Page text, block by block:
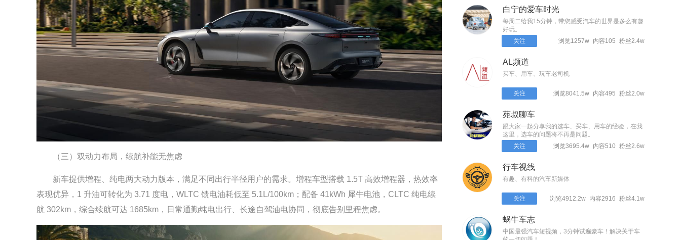
（三）双动力布局，续航补能无焦虑
新车提供增程、纯电两大动力版本，满足不同出行半径用户的需求。增程车型搭载 1.5T 高效增程器，热效率
表现优异，1 升油可转化为 3.71 度电，WLTC 馈电油耗低至 5.1L/100km；配备 41kWh 犀牛电池，CLTC 纯电续
航 302km，综合续航可达 1685km，日常通勤纯电出行、长途自驾油电协同，彻底告别里程焦虑。
白宁的爱车时光
每周二给我15分钟，带您感受汽车的世界是多么有趣
好玩。
关注
粉丝2.4w
内容105
浏览1257w
AL频道
买车、用车、玩车老司机
关注 粉丝2.0w
内容495
浏览8041.5w
苑叔聊车
跟大家一起分享我的选车、买车、用车的经验，在我
这里，选车的问题将不再是问题。
关注
粉丝2.6w
内容510
浏览3695.4w
行车视线
有趣、有料的汽车新媒体
关注 粉丝4.1w
内容2916
浏览4912.2w
蜗牛车志
中国最强汽车短视频，3分钟试遍豪车！解决关于车